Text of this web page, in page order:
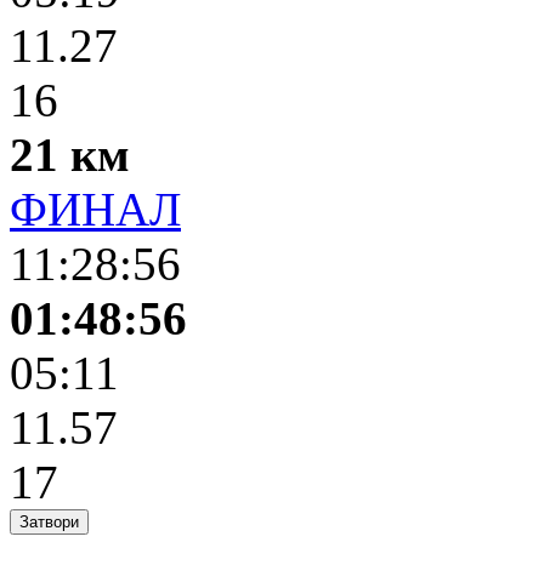
11.27
16
21 км
ФИНАЛ
11:28:56
01:48:56
05:11
11.57
17
Затвори